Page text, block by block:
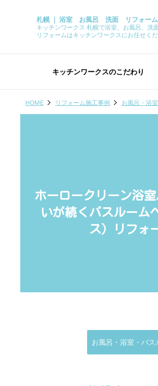
札幌 ｜ 浴室 お風呂 洗面 リフォーム
キッチンワークス 札幌で浴室、お風呂、洗
リフォームはキッチンワークスにお任せくだ
キッチンワークスのこだわり
HOME リフォーム施工事例 お風呂・浴
ホーロークリーン浴
いが続くバスルーム
ス）リフォ
お風呂・浴室・バス